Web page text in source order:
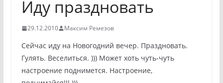
Иду праздновать
29.12.2010 Максим Ремезов
Сейчас иду на Новогодний вечер. Праздновать.
Гулять. Веселиться. ))) Может хоть чуть-чуть
настроение поднимется. Настроение,